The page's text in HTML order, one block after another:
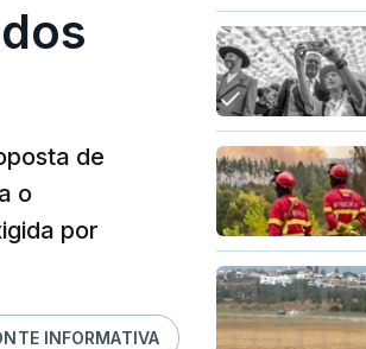
de
o
por
INFORMATIVA